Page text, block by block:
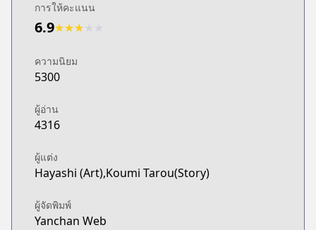
การให้คะแนน
6.9★★★
ความนิยม
5300
ผู้อ่าน
4316
ผู้แต่ง
Hayashi (Art),Koumi Tarou(Story)
ผู้จัดพิมพ์
Yanchan Web